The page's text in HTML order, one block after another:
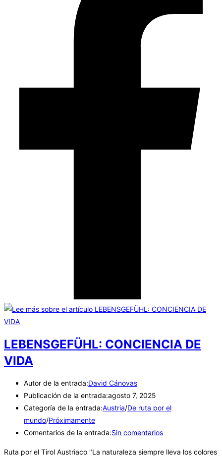
LEBENSGEFÜHL: CONCIENCIA DE
VIDA
Autor de la entrada:David Cánovas
Publicación de la entrada:agosto 7, 2025
Categoría de la entrada:Austria/De ruta por el
mundo/Próximamente
Comentarios de la entrada:Sin comentarios
Ruta por el Tirol Austriaco "La naturaleza siempre lleva los colores